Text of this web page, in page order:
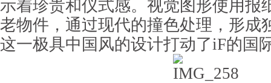
示着珍贵和仪式感。视觉图形使用报
老物件，通过现代的撞色处理，形成
这一极具中国风的设计打动了iF的国